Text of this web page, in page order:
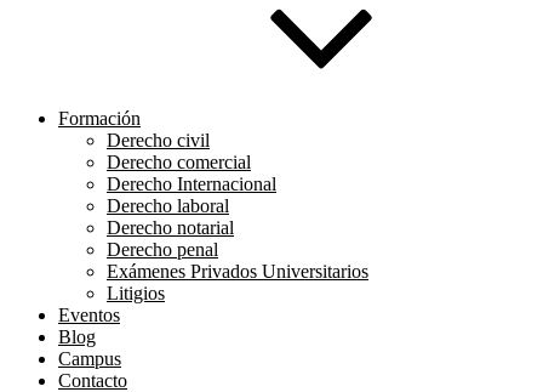
Formación
Derecho civil
Derecho comercial
Derecho Internacional
Derecho laboral
Derecho notarial
Derecho penal
Exámenes Privados Universitarios
Litigios
Eventos
Blog
Campus
Contacto